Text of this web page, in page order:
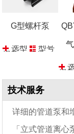
G型螺杆泵
选型
报价
型号
参数
报
技术服务
详细的管道泵和
「立式管道离